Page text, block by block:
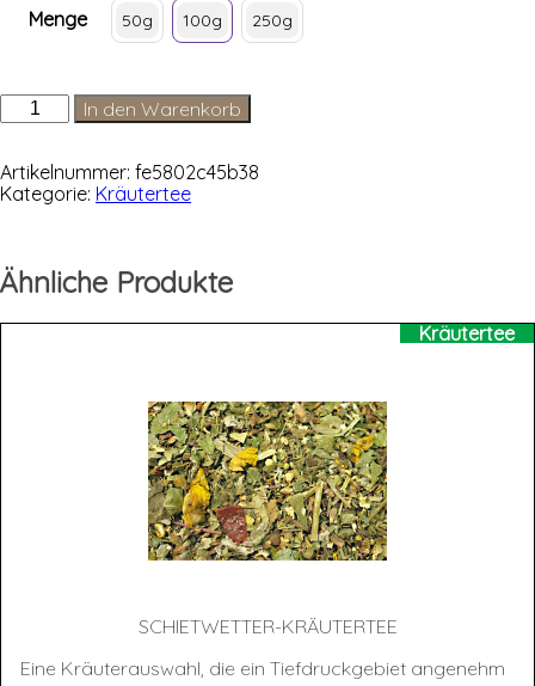
Menge 50g 100g 250g
Griechischer
Bergtee
In den Warenkorb
Artikelnummer: fe5802c45b38
Kategorie: Kräutertee
Ähnliche Produkte
Kräutertee
SCHIET­WET­TER-KRÄU­TER­TEE
Eine Kräuterauswahl, die ein Tiefdruckgebiet angenehm